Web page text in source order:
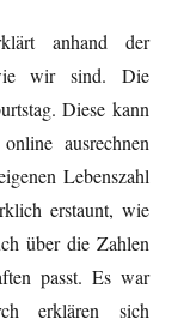
anhand der
wir sind. Die
Diese kann
ausrechnen
Lebenszahl
erstaunt, wie
über die Zahlen
passt. Es war
erklären sich